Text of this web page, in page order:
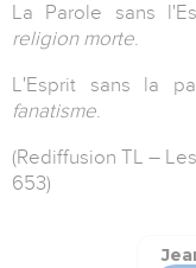
La Parole sans
religion morte.
L'Esprit sans la
fanatisme.
(Rediffusion TL –
653)